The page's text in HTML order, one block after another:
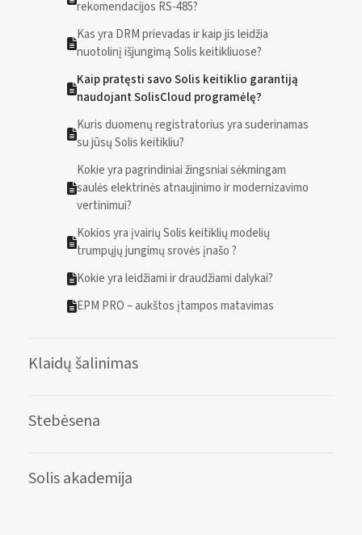
rekomendacijos RS-485?
Kas yra DRM prievadas ir kaip jis leidžia
nuotolinį išjungimą Solis keitikliuose?
Kaip pratęsti savo Solis keitiklio garantiją
naudojant SolisCloud programėlę?
Kuris duomenų registratorius yra suderinamas
su jūsų Solis keitikliu?
Kokie yra pagrindiniai žingsniai sėkmingam
saulės elektrinės atnaujinimo ir modernizavimo
vertinimui?
Kokios yra įvairių Solis keitiklių modelių
trumpųjų jungimų srovės įnašo ?
Kokie yra leidžiami ir draudžiami dalykai?
EPM PRO – aukštos įtampos matavimas
Klaidų šalinimas
Stebėsena
Solis akademija